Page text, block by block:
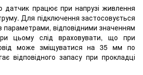
датчик працює при напрузі живлення
Для підключення застосовується
параметрами, відповідними значенням
цьому слід враховувати, що при
може зміщуватися на 35 мм по
відповідного запасу при прокладці